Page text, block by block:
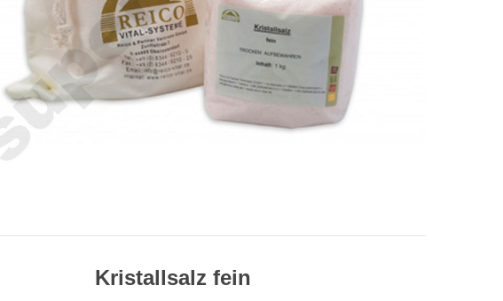
Kristallsalz fein